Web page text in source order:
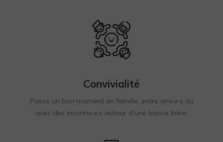
Convivialité
Passe un bon moment en famille, entre ami·e·s ou
avec des inconnu·e·s autour d'une bonne bière.